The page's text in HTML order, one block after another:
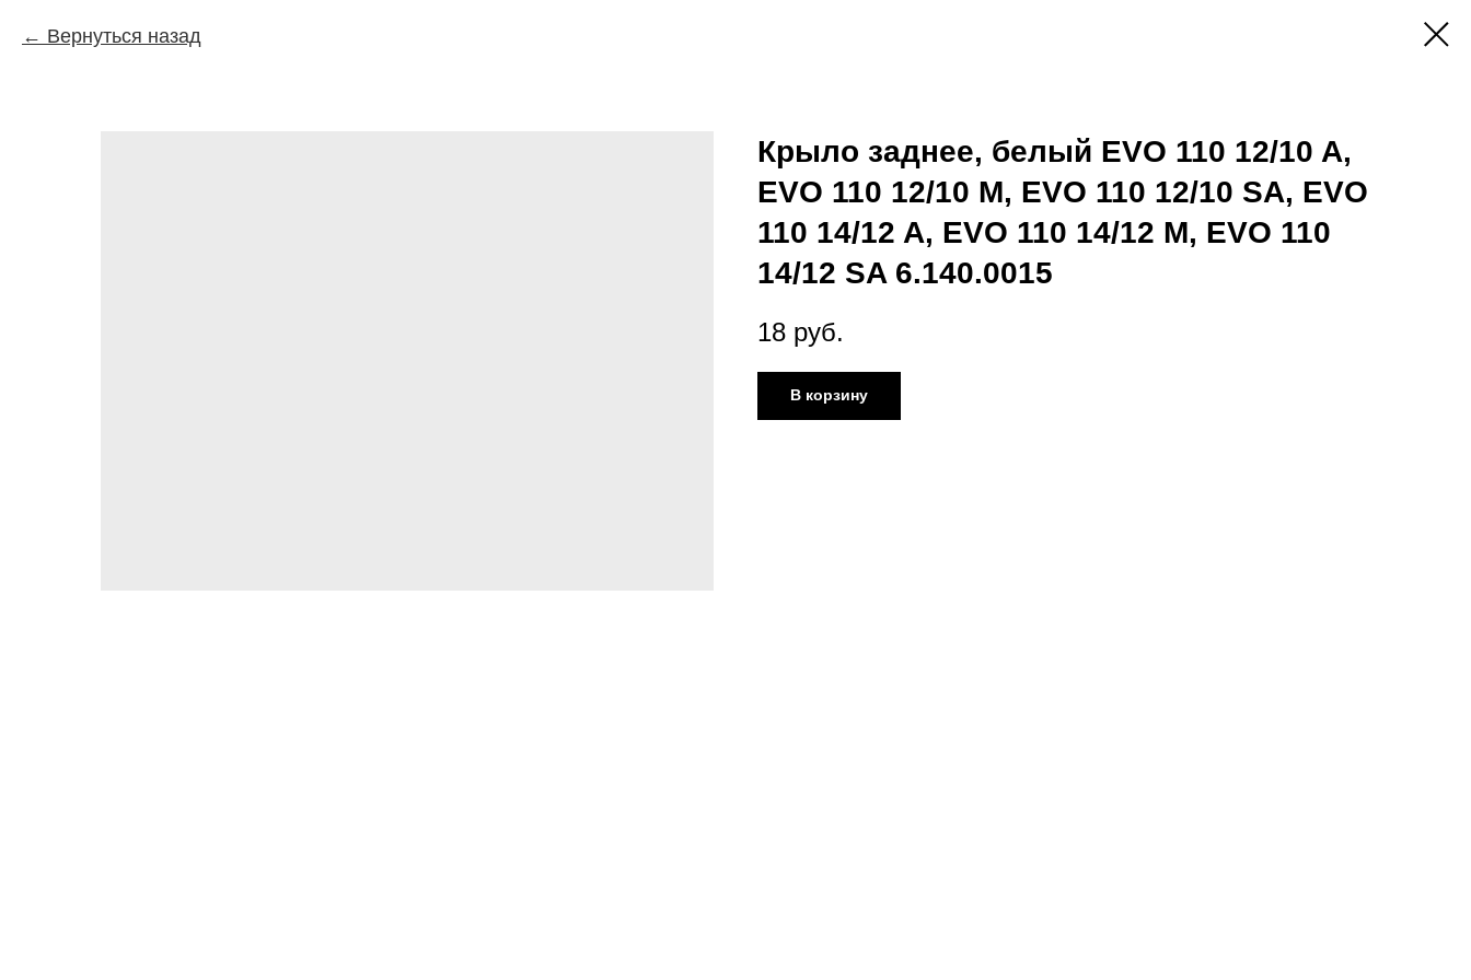
Вернуться назад
Крыло заднее, белый EVO 110 12/10 A,
EVO 110 12/10 M, EVO 110 12/10 SA, EVO
110 14/12 A, EVO 110 14/12 M, EVO 110
14/12 SA 6.140.0015
18 руб.
В корзину